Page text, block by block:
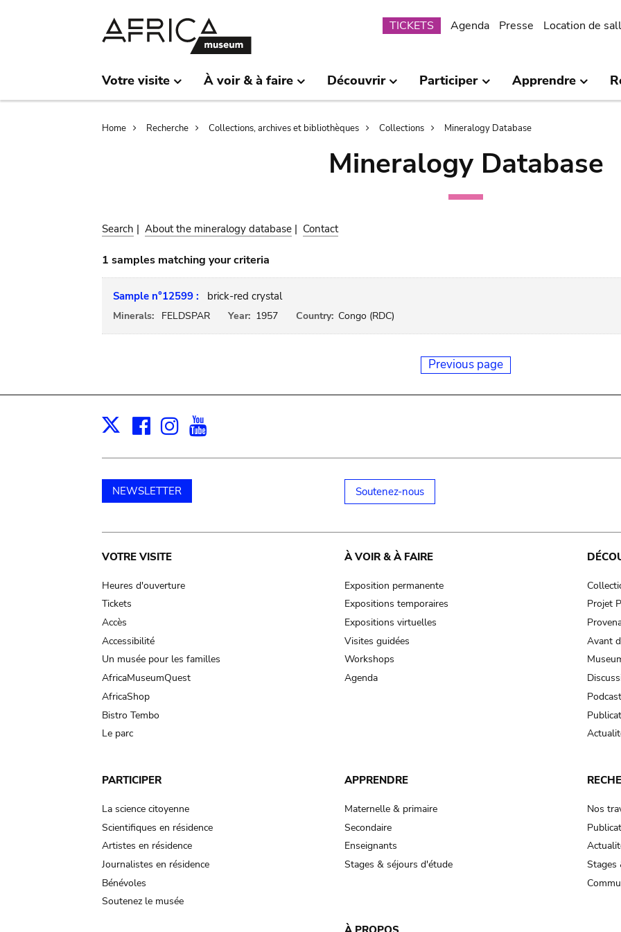
Submenu
TICKETS Agenda Presse Location de
Votre visite À voir & à faire Découvrir Participer Apprendre
Breadcrumb
Home Recherche Collections, archives et bibliothèques Collections Mineralogy Database
Mineralogy Database
Search | About the mineralogy database | Contact
1 samples matching your criteria
Sample n°12599 : brick-red crystal
Minerals: FELDSPAR Year: 1957 Country: Congo (RDC)
Previous page
X Facebook
Instagram
NEWSLETTER Soutenez-nous
Main
navigation
VOTRE VISITE
Heures d'ouverture
Tickets
Accès
Accessibilité
Un musée pour les familles
AfricaMuseumQuest
AfricaShop
Bistro Tembo
Le parc
À VOIR & À FAIRE
Exposition permanente
Expositions temporaires
Expositions virtuelles
Visites guidées
Workshops
Agenda
Projet
Avant
PARTICIPER
La science citoyenne
Scientifiques en résidence
Artistes en résidence
Journalistes en résidence
Bénévoles
Soutenez le musée
APPRENDRE
Maternelle & primaire
Secondaire
Enseignants
Stages & séjours d'étude
Nos
Stages